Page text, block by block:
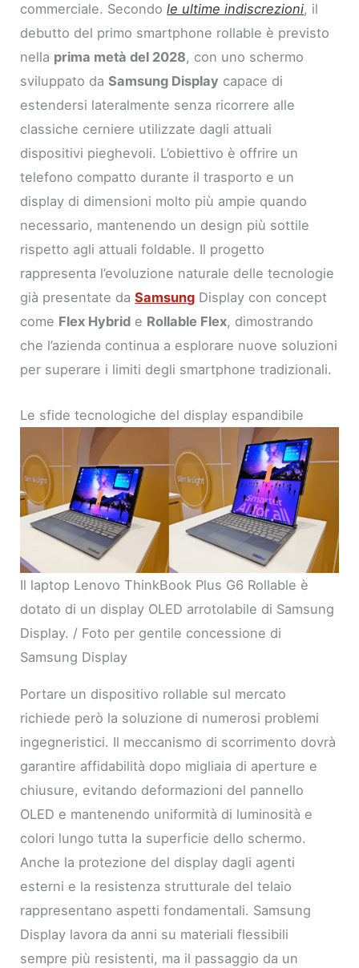
commerciale. Secondole ultime indiscrezioni, il
debutto del primo smartphone rollable è previsto
nella prima metà del 2028, con uno schermo
sviluppato daSamsung Display capace di
estendersi lateralmente senza ricorrere alle
classiche cerniere utilizzate dagli attuali
dispositivi pieghevoli. L’obiettivo è offrire un
telefono compatto durante il trasporto e un
display di dimensioni molto più ampie quando
necessario, mantenendo un design più sottile
rispetto agli attuali foldable. Il progetto
rappresenta l’evoluzione naturale delle tecnologie
già presentate daSamsung Display con concept
come Flex Hybrid e Rollable Flex, dimostrando
che l’azienda continua a esplorare nuove soluzioni
per superare i limiti degli smartphone tradizionali.
Le sfide tecnologiche del display espandibile
Il laptop Lenovo ThinkBook Plus G6 Rollable è
dotato di un display OLED arrotolabile di Samsung
Display. / Foto per gentile concessione di
Samsung Display
Portare un dispositivo rollable sul mercato
richiede però la soluzione di numerosi problemi
ingegneristici. Il meccanismo di scorrimento dovrà
garantire affidabilità dopo migliaia di aperture e
chiusure, evitando deformazioni del pannello
OLED e mantenendo uniformità di luminosità e
colori lungo tutta la superficie dello schermo.
Anche la protezione del display dagli agenti
esterni e la resistenza strutturale del telaio
rappresentano aspetti fondamentali. Samsung
Display lavora da anni su materiali flessibili
sempre più resistenti, ma il passaggio da un